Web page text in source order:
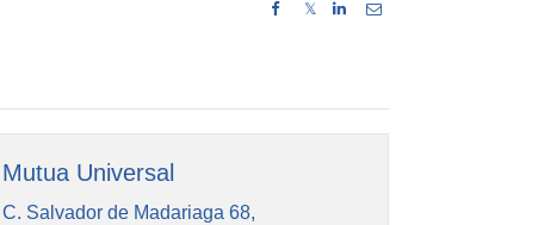
𝕏
Mutua Universal
C. Salvador de Madariaga 68,